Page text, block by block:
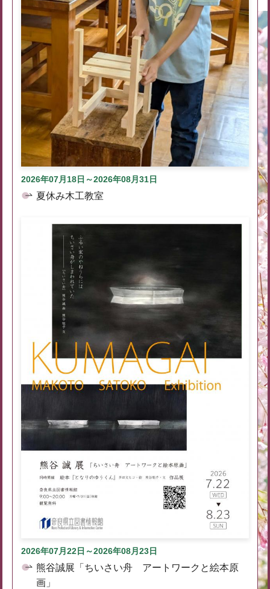
2026年07月18日～2026年08月31日
夏休み木工教室
2026年07月22日～2026年08月23日
熊谷誠展「ちいさい舟 アートワークと絵本原
画」